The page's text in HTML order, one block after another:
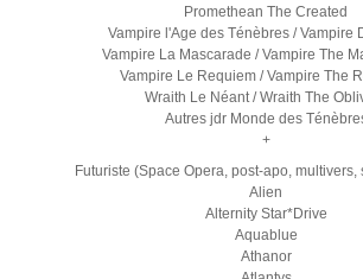
Promethean The Created
Vampire l'Age des Ténèbres / Vampire
Vampire La Mascarade / Vampire The
Vampire Le Requiem / Vampire The
Wraith Le Néant / Wraith The
Autres jdr Monde des
+
Futuriste (Space Opera, post-apo, multivers,
Alien
Alternity Star*Drive
Aquablue
Athanor